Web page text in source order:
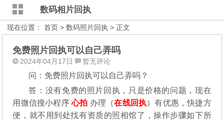
数码相片回执
现在位置：首页 >数码照片回执 > 正文
免费照片回执可以自己弄吗
2024年04月17日 暂无评论
问：免费照片回执可以自己弄吗？
答：没有免费的照片回执，只是价格的问题，现在
用微信搜小程序心拍 办理（在线回执）有优惠，快捷方
便，就不用到处找有资质的照相馆了，操作步骤如下所